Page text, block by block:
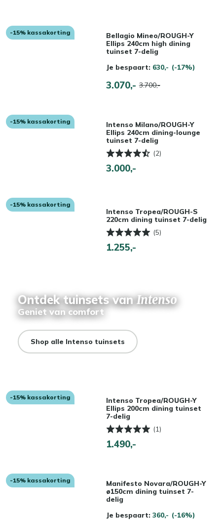
-15% kassakorting
Bellagio Mineo/ROUGH-Y
Ellips 240cm high dining
tuinset 7-delig
Je bespaart: 630,- (-17%)
3.070,- 3.700,-
-15% kassakorting
Intenso Milano/ROUGH-Y
Ellips 240cm dining-lounge
tuinset 7-delig
(2)
3.000,-
-15% kassakorting
Intenso Tropea/ROUGH-S
220cm dining tuinset 7-delig
(5)
1.255,-
Ontdek tuinsets vanIntenso
Geniet van comfort
Shop alle Intenso tuinsets
-15% kassakorting
Intenso Tropea/ROUGH-Y
Ellips 200cm dining tuinset
7-delig
(1)
1.490,-
-15% kassakorting
Manifesto Novara/ROUGH-Y
ø150cm dining tuinset 7-
delig
Je bespaart: 360,- (-16%)